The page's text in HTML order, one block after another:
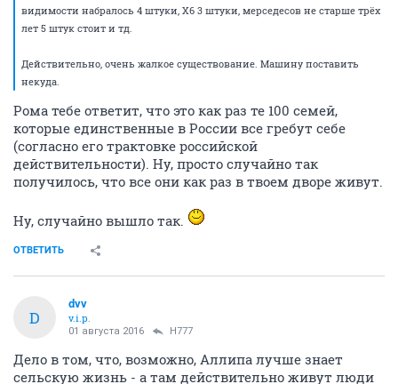
видимости набралось 4 штуки, Х6 3 штуки, мерседесов не старше трёх
лет 5 штук стоит и тд.
Действительно, очень жалкое существование. Машину поставить
некуда.
Рома тебе ответит, что это как раз те 100 семей,
которые единственные в России все гребут себе
(согласно его трактовке российской
действительности). Ну, просто случайно так
получилось, что все они как раз в твоем дворе живут.
Ну, случайно вышло так.
ОТВЕТИТЬ
D
dvv
v.i.p.
01 августа 2016 H777
Дело в том, что, возможно, Аллипа лучше знает
сельскую жизнь - а там действительно живут люди